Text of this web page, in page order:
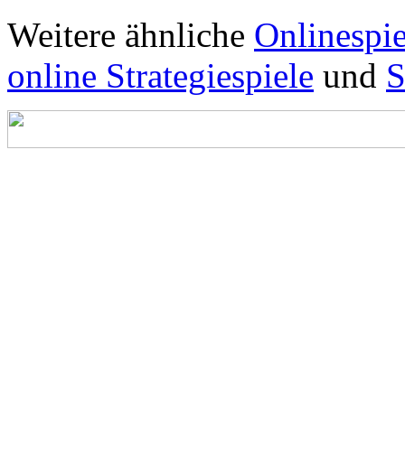
Weitere ähnliche
online Strategiespiele und